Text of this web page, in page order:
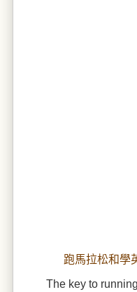
跑馬拉松和學
The key to